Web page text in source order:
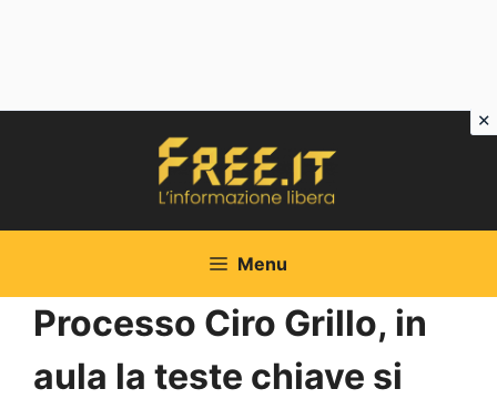
Menu
Processo Ciro Grillo, in
aula la teste chiave si